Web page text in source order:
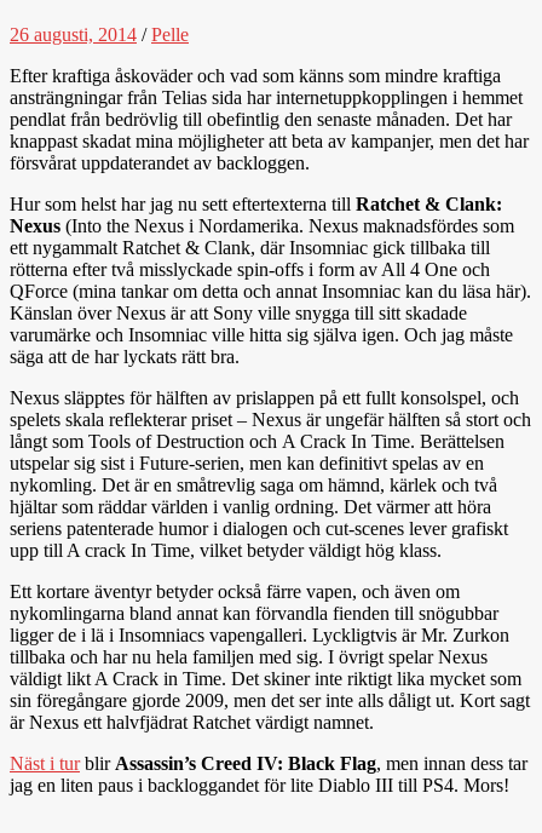
26 augusti, 2014 /Pelle
Efter kraftiga åskoväder och vad som känns som mindre kraftiga
ansträngningar från Telias sida har internetuppkopplingen i hemmet
pendlat från bedrövlig till obefintlig den senaste månaden. Det har
knappast skadat mina möjligheter att beta av kampanjer, men det har
försvårat uppdaterandet av backloggen.
Hur som helst har jag nu sett eftertexterna till Ratchet & Clank:
Nexus (Into the Nexus i Nordamerika. Nexus maknadsfördes som
ett nygammalt Ratchet & Clank, där Insomniac gick tillbaka till
rötterna efter två misslyckade spin-offs i form av All 4 One och
QForce (mina tankar om detta och annat Insomniac kan du läsa här).
Känslan över Nexus är att Sony ville snygga till sitt skadade
varumärke och Insomniac ville hitta sig själva igen. Och jag måste
säga att de har lyckats rätt bra.
Nexus släpptes för hälften av prislappen på ett fullt konsolspel, och
spelets skala reflekterar priset – Nexus är ungefär hälften så stort och
långt som Tools of Destruction och A Crack In Time. Berättelsen
utspelar sig sist i Future-serien, men kan definitivt spelas av en
nykomling. Det är en småtrevlig saga om hämnd, kärlek och två
hjältar som räddar världen i vanlig ordning. Det värmer att höra
seriens patenterade humor i dialogen och cut-scenes lever grafiskt
upp till A crack In Time, vilket betyder väldigt hög klass.
Ett kortare äventyr betyder också färre vapen, och även om
nykomlingarna bland annat kan förvandla fienden till snögubbar
ligger de i lä i Insomniacs vapengalleri. Lyckligtvis är Mr. Zurkon
tillbaka och har nu hela familjen med sig. I övrigt spelar Nexus
väldigt likt A Crack in Time. Det skiner inte riktigt lika mycket som
sin föregångare gjorde 2009, men det ser inte alls dåligt ut. Kort sagt
är Nexus ett halvfjädrat Ratchet värdigt namnet.
Näst i turblir Assassin’s Creed IV: Black Flag, men innan dess tar
jag en liten paus i backloggandet för lite Diablo III till PS4. Mors!